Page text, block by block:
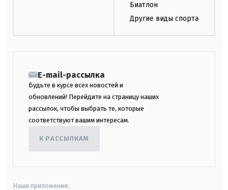
Биатлон
Другие виды спорта
E-mail-рассылка
Будьте в курсе всех новостей и
обновлений! Перейдите на страницу наших
рассылок, чтобы выбрать те, которые
соответствуют вашим интересам.
К РАССЫЛКАМ
Наши приложения: